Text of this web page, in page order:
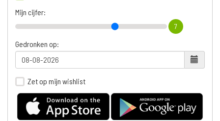
Mijn cijfer:
7
Gedronken op:
Zet op mijn wishlist